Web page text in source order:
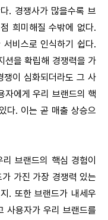
. 경쟁사가 많을수록 브
희미해질 수밖에 없다.
비스로 인식하기 쉽다.
션을 확립해 경쟁력을 가
쟁이 심화되더라도 그 사
자에게 우리 브랜드의 핵
다. 이는 곧 매출 상승으
브랜드의 핵심 경험이
가진 가장 경쟁력 있는
. 또한 브랜드가 내세우
사용자가 우리 브랜드를